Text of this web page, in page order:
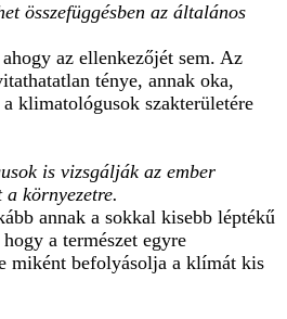
összefüggésben az általános
az ellenkezőjét sem. Az
ténye, annak oka,
klimatológusok szakterületére
is vizsgálják az ember
a környezetre.
annak a sokkal kisebb léptékű
a természet egyre
miként befolyásolja a klímát kis